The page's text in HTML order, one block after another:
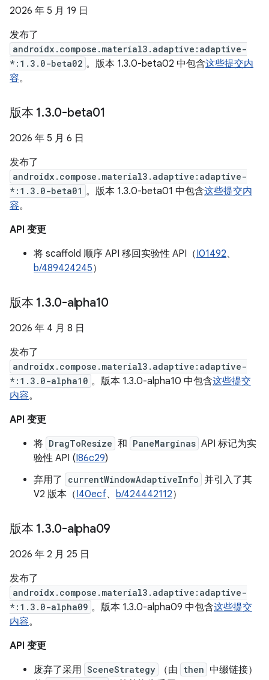
2026 年 5 月 19 日
发布了
androidx.compose.material3.adaptive:adaptive-
*:1.3.0-beta02 。版本 1.3.0-beta02 中包含这些提交内
容。
版本 1.3.0-beta01
2026 年 5 月 6 日
发布了
androidx.compose.material3.adaptive:adaptive-
*:1.3.0-beta01 。版本 1.3.0-beta01 中包含这些提交内
容。
API 变更
将 scaffold 顺序 API 移回实验性 API（I01492、
b/489424245）
版本 1.3.0-alpha10
2026 年 4 月 8 日
发布了
androidx.compose.material3.adaptive:adaptive-
*:1.3.0-alpha10 。版本 1.3.0-alpha10 中包含这些提交
内容。
API 变更
将 DragToResize 和 PaneMarginas API 标记为实
验性 API (I86c29)
弃用了
currentWindowAdaptiveInfo 并引入了其
V2 版本（I40ecf、 b/424442112）
版本 1.3.0-alpha09
2026 年 2 月 25 日
发布了
androidx.compose.material3.adaptive:adaptive-
*:1.3.0-alpha09 。版本 1.3.0-alpha09 中包含这些提交
内容。
API 变更
废弃了采用 SceneStrategy （由 then 中缀链接）